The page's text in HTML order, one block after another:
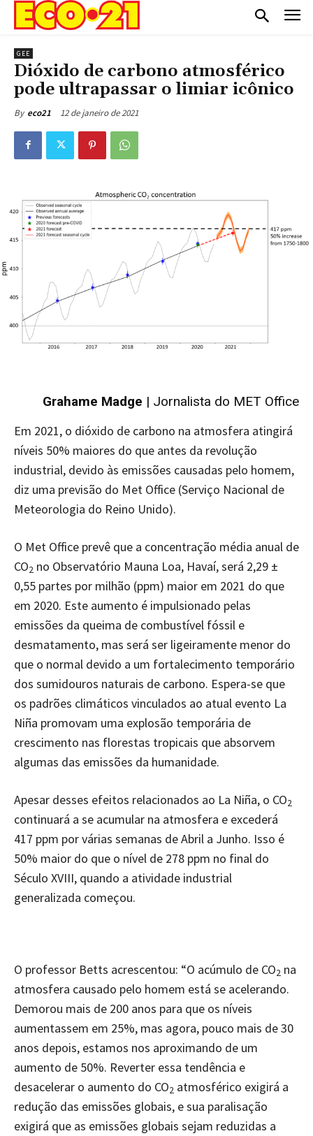
GEE
Dióxido de carbono atmosférico
pode ultrapassar o limiar icônico
By eco21 12 de janeiro de 2021
Grahame Madge | Jornalista do MET Office
Em 2021, o dióxido de carbono na atmosfera atingirá
níveis 50% maiores do que antes da revolução
industrial, devido às emissões causadas pelo homem,
diz uma previsão do Met Office (Serviço Nacional de
Meteorologia do Reino Unido).
O Met Office prevê que a concentração média anual de
CO2 no Observatório Mauna Loa, Havaí, será 2,29 ±
0,55 partes por milhão (ppm) maior em 2021 do que
em 2020. Este aumento é impulsionado pelas
emissões da queima de combustível fóssil e
desmatamento, mas será ser ligeiramente menor do
que o normal devido a um fortalecimento temporário
dos sumidouros naturais de carbono. Espera-se que
os padrões climáticos vinculados ao atual evento La
Niña promovam uma explosão temporária de
crescimento nas florestas tropicais que absorvem
algumas das emissões da humanidade.
Apesar desses efeitos relacionados ao La Niña, o CO2
continuará a se acumular na atmosfera e excederá
417 ppm por várias semanas de Abril a Junho. Isso é
50% maior do que o nível de 278 ppm no final do
Século XVIII, quando a atividade industrial
generalizada começou.
O professor Betts acrescentou: “O acúmulo de CO2 na
atmosfera causado pelo homem está se acelerando.
Demorou mais de 200 anos para que os níveis
aumentassem em 25%, mas agora, pouco mais de 30
anos depois, estamos nos aproximando de um
aumento de 50%. Reverter essa tendência e
desacelerar o aumento do CO2 atmosférico exigirá a
redução das emissões globais, e sua paralisação
exigirá que as emissões globais sejam reduzidas a